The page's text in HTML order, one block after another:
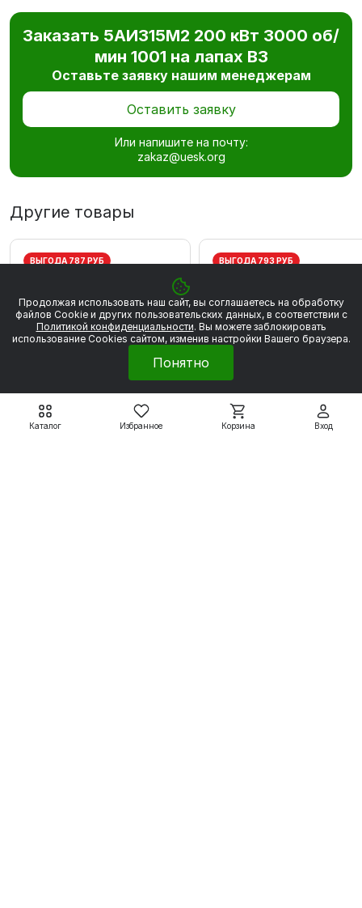
Каталог Избранное Корзина Вход
Заказать 5АИ315M2 200 кВт 3000 об/
мин 1001 на лапах В3
Оставьте заявку нашим менеджерам
Оставить заявку
Или напишите на почту:
zakaz@uesk.org
Другие товары
ВЫГОДА 787 РУБ ВЫГОДА 793 РУБ
Продолжая использовать наш сайт, вы соглашаетесь на обработку
файлов Сookie и других пользовательских данных, в соответствии с
Политикой конфиденциальности. Вы можете заблокировать
использование Cookies сайтом, изменив настройки Вашего браузера.
Понятно